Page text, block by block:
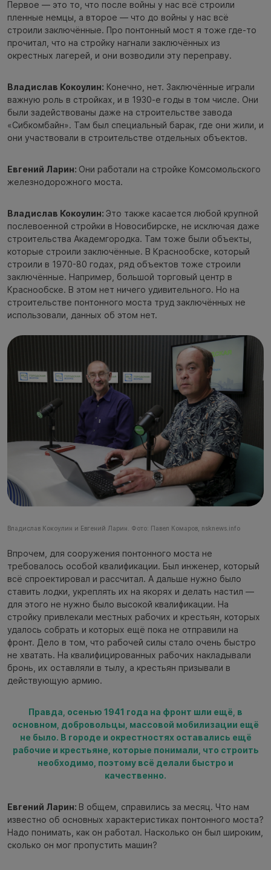
Первое — это то, что после войны у нас всё строили
пленные немцы, а второе — что до войны у нас всё
строили заключённые. Про понтонный мост я тоже где-то
прочитал, что на стройку нагнали заключённых из
окрестных лагерей, и они возводили эту переправу.
Владислав Кокоулин: Конечно, нет. Заключённые играли
важную роль в стройках, и в 1930-е годы в том числе. Они
были задействованы даже на строительстве завода
«Сибкомбайн». Там был специальный барак, где они жили, и
они участвовали в строительстве отдельных объектов.
Евгений Ларин: Они работали на стройке Комсомольского
железнодорожного моста.
Владислав Кокоулин: Это также касается любой крупной
послевоенной стройки в Новосибирске, не исключая даже
строительства Академгородка. Там тоже были объекты,
которые строили заключённые. В Краснообске, который
строили в 1970-80 годах, ряд объектов тоже строили
заключённые. Например, большой торговый центр в
Краснообске. В этом нет ничего удивительного. Но на
строительстве понтонного моста труд заключённых не
использовали, данных об этом нет.
Владислав Кокоулин и Евгений Ларин. Фото: Павел Комаров, nsknews.info
Впрочем, для сооружения понтонного моста не
требовалось особой квалификации. Был инженер, который
всё спроектировал и рассчитал. А дальше нужно было
ставить лодки, укреплять их на якорях и делать настил —
для этого не нужно было высокой квалификации. На
стройку привлекали местных рабочих и крестьян, которых
удалось собрать и которых ещё пока не отправили на
фронт. Дело в том, что рабочей силы стало очень быстро
не хватать. На квалифицированных рабочих накладывали
бронь, их оставляли в тылу, а крестьян призывали в
действующую армию.
Правда, осенью 1941 года на фронт шли ещё, в
основном, добровольцы, массовой мобилизации ещё
не было. В городе и окрестностях оставались ещё
рабочие и крестьяне, которые понимали, что строить
необходимо, поэтому всё делали быстро и
качественно.
Евгений Ларин: В общем, справились за месяц. Что нам
известно об основных характеристиках понтонного моста?
Надо понимать, как он работал. Насколько он был широким,
сколько он мог пропустить машин?